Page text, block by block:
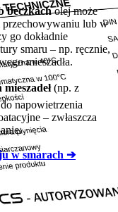
beczkacholej może
przechowywaniu lub w
go dokładnie
smaru – np. ręcznie,
mieszadła.
(np. z
napowietrzenia
– zwłaszcza
w smarach ➔